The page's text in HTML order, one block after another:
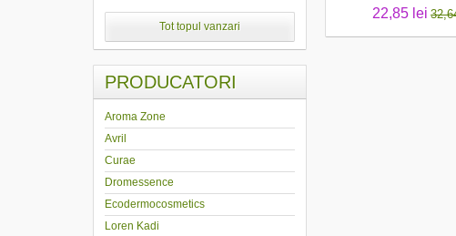
Tot topul vanzari
PRODUCATORI
Aroma Zone
Avril
Curae
Dromessence
Ecodermocosmetics
Loren Kadi
22,85 lei